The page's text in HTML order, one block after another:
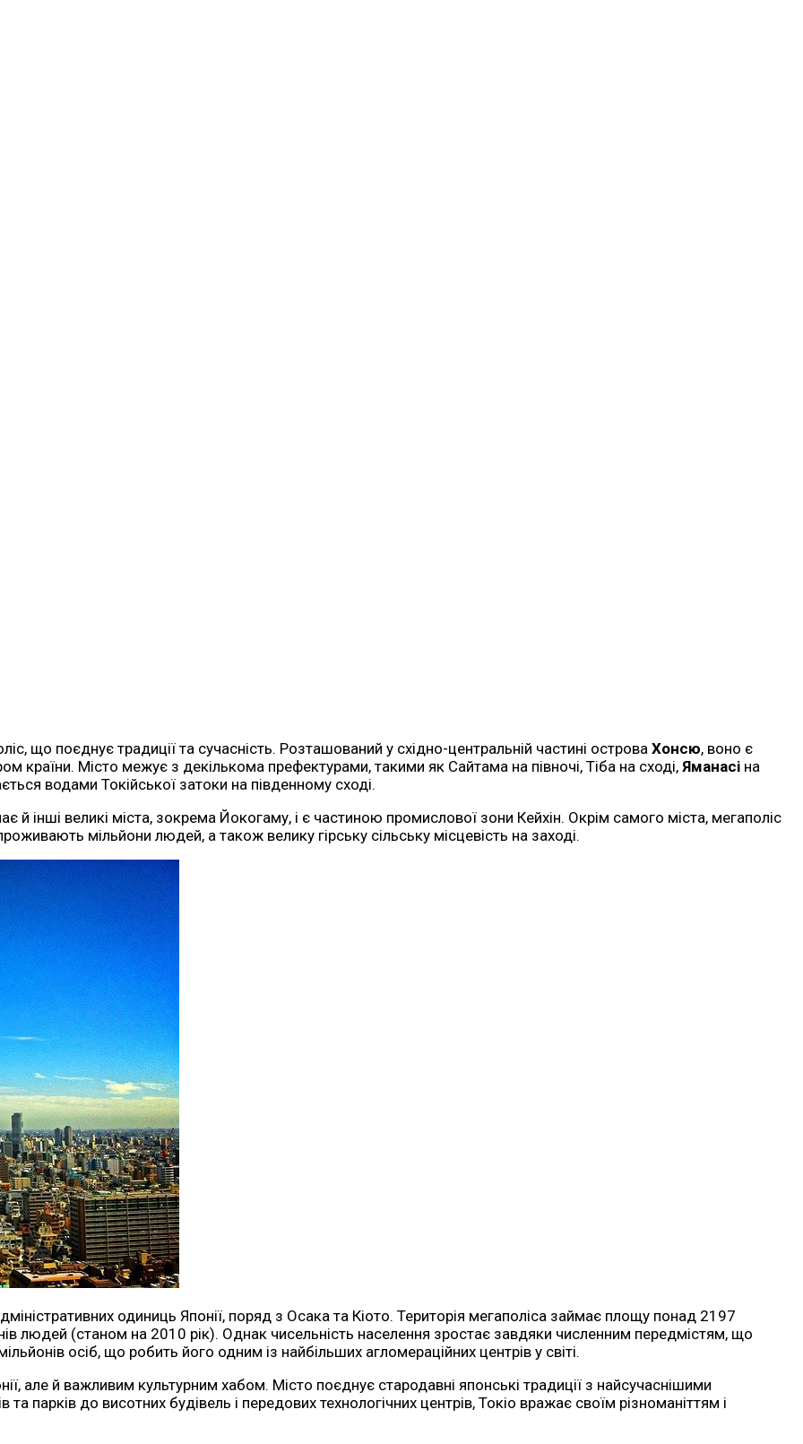
що поєднує традиції та сучасність. Розташований у східно-центральній частині острова Хонсю, воно є
країни. Місто межує з декількома префектурами, такими як Сайтама на півночі, Тіба на сході,Яманасі на
водами Токійської затоки на південному сході.
й інші великі міста, зокрема Йокогаму, і є частиною промислової зони Кейхін. Окрім самого міста, мегаполіс
мільйони людей, а також велику гірську сільську місцевість на заході.
одиниць Японії, поряд з Осака та Кіото. Територія мегаполіса займає площу понад 2197
людей (станом на 2010 рік). Однак чисельність населення зростає завдяки численним передмістям, що
осіб, що робить його одним із найбільших агломераційних центрів у світі.
але й важливим культурним хабом. Місто поєднує стародавні японські традиції з найсучаснішими
парків до висотних будівель і передових технологічних центрів, Токіо вражає своїм різноманіттям і